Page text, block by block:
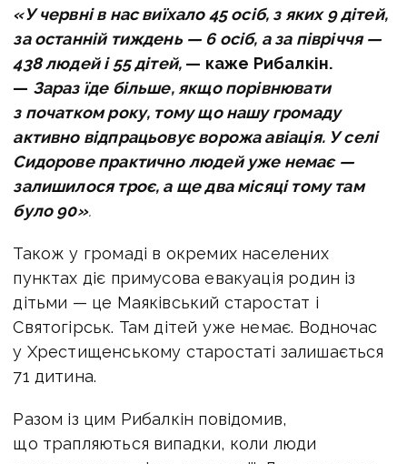
«У червні в нас виїхало 45 осіб, з яких 9 дітей,
за останній тиждень — 6 осіб, а за півріччя —
438 людей і 55 дітей, — каже Рибалкін.
— Зараз їде більше, якщо порівнювати
з початком року, тому що нашу громаду
активно відпрацьовує ворожа авіація. У селі
Сидорове практично людей уже немає —
залишилося троє, а ще два місяці тому там
було 90».
Також у громаді в окремих населених
пунктах діє примусова евакуація родин із
дітьми — це Маяківський старостат і
Святогірськ. Там дітей уже немає. Водночас
у Хрестищенському старостаті залишається
71 дитина.
Разом із цим Рибалкін повідомив,
що трапляються випадки, коли люди